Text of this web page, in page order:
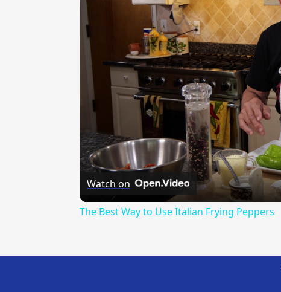
Watch on
The Best Way to Use Italian Frying Peppers